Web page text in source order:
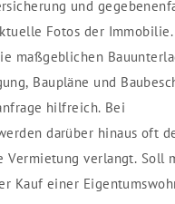
und
Fotos der
maßgeblichen
Baupläne und
hilfreich. Bei
darüber hinaus oft
Vermietung verlangt. Soll
Kauf einer